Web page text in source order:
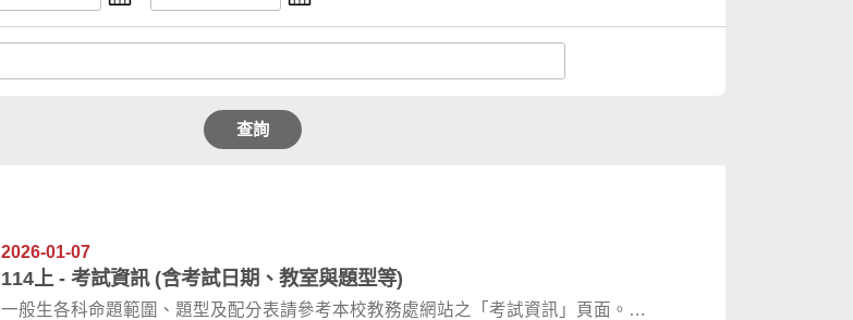
查詢
2026-01-07
114上 - 考試資訊 (含考試日期、教室與題型等)
一般生各科命題範圍、題型及配分表請參考本校教務處網站之「考試資訊」頁面。本